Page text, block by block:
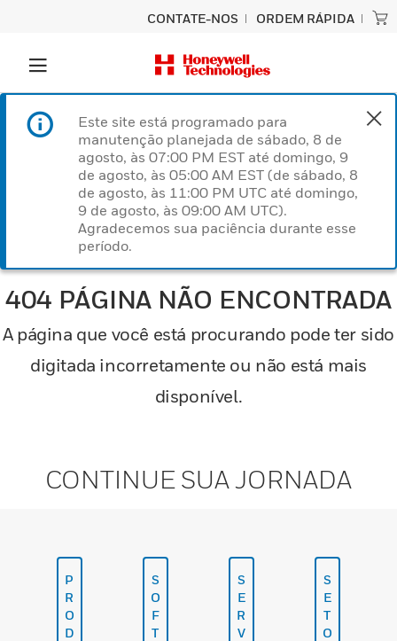
CONTATE-NOS ORDEM RÁPIDA
Este site está programado para
manutenção planejada de sábado, 8 de
agosto, às 07:00 PM EST até domingo, 9
de agosto, às 05:00 AM EST (de sábado, 8
de agosto, às 11:00 PM UTC até domingo,
9 de agosto, às 09:00 AM UTC).
Agradecemos sua paciência durante esse
período.
404 PÁGINA NÃO ENCONTRADA
A página que você está procurando pode ter sido
digitada incorretamente ou não está mais
disponível.
CONTINUE SUA JORNADA
P
R
O
D
S
O
F
T
S
E
R
V
S
E
T
O